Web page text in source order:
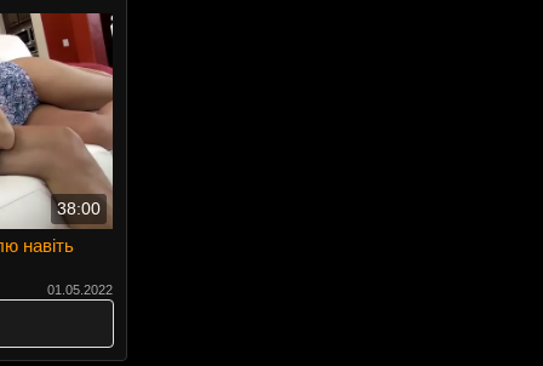
38:00
навіть
01.05.2022